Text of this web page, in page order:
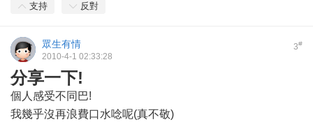
支持 反對
3#
眾生有情
2010-4-1 02:33:28
分享一下!
個人感受不同巴!
我幾乎沒再浪費口水唸呢(真不敬)